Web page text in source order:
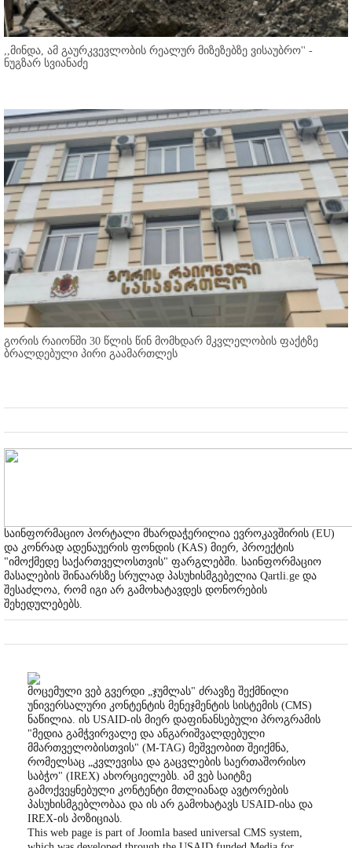
,,მინდა, ამ გაურკვევლობის რეალურ მიზეზებზე ვისაუბრო'' -
ნუგზარ სვიანაძე
გორის რაიონში 30 წლის წინ მომხდარ მკვლელობის ფაქტზე
ბრალდებული პირი გაამართლეს
საინფორმაციო პორტალი მხარდაჭერილია ევროკავშირის (EU)
და კონრად ადენაუერის ფონდის (KAS) მიერ, პროექტის
"იმოქმედე საქართველოსთვის" ფარგლებში. საინფორმაციო
მასალების შინაარსზე სრულად პასუხისმგებელია Qartli.ge და
შესაძლოა, რომ იგი არ გამოხატავდეს დონორების
შეხედულებებს.
მოცემული ვებ გვერდი „ჯუმლას" ძრავზე შექმნილი
უნივერსალური კონტენტის მენეჯმენტის სისტემის (CMS)
ნაწილია. ის USAID-ის მიერ დაფინანსებული პროგრამის
"მედია გამჭვირვალე და ანგარიშვალდებული
მმართველობისთვის" (M-TAG) მეშვეობით შეიქმნა,
რომელსაც „კვლევისა და გაცვლების საერთაშორისო
საბჭო" (IREX) ახორციელებს. ამ ვებ საიტზე
გამოქვეყნებული კონტენტი მთლიანად ავტორების
პასუხისმგებლობაა და ის არ გამოხატავს USAID-ისა და
IREX-ის პოზიციას.
This web page is part of Joomla based universal CMS system,